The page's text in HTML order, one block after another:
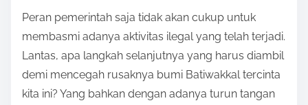
Peran pemerintah saja tidak akan cukup untuk
membasmi adanya aktivitas ilegal yang telah terjadi.
Lantas, apa langkah selanjutnya yang harus diambil
demi mencegah rusaknya bumi Batiwakkal tercinta
kita ini? Yang bahkan dengan adanya turun tangan